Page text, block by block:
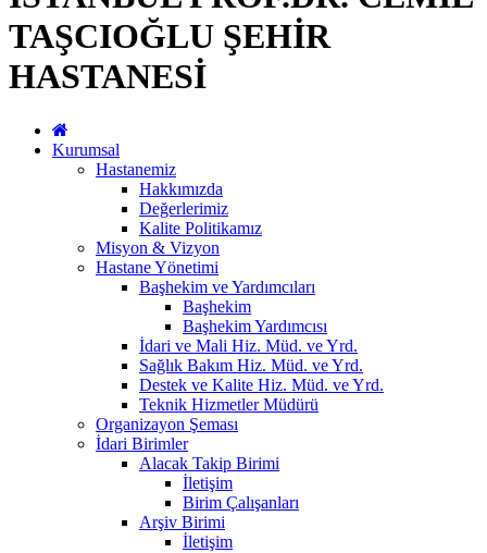
TAŞCIOĞLU ŞEHİR
HASTANESİ
Kurumsal
Hastanemiz
Hakkımızda
Değerlerimiz
Kalite Politikamız
Misyon & Vizyon
Hastane Yönetimi
Başhekim ve Yardımcıları
Başhekim
Başhekim Yardımcısı
İdari ve Mali Hiz. Müd. ve Yrd.
Sağlık Bakım Hiz. Müd. ve Yrd.
Destek ve Kalite Hiz. Müd. ve Yrd.
Teknik Hizmetler Müdürü
Organizayon Şeması
İdari Birimler
Alacak Takip Birimi
İletişim
Birim Çalışanları
Arşiv Birimi
İletişim